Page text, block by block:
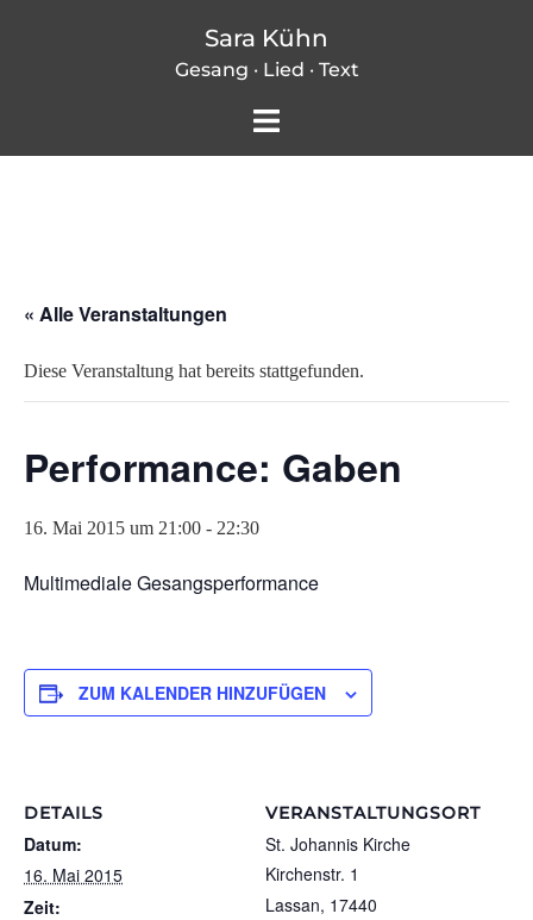
Sara Kühn
Gesang · Lied · Text
Menü
« Alle Veranstaltungen
Diese Veranstaltung hat bereits stattgefunden.
Performance: Gaben
16. Mai 2015 um 21:00 - 22:30
Multimediale Gesangsperformance
ZUM KALENDER HINZUFÜGEN
DETAILS
Datum:
16. Mai 2015
Zeit:
VERANSTALTUNGSORT
St. Johannis Kirche
Kirchenstr. 1
Lassan, 17440